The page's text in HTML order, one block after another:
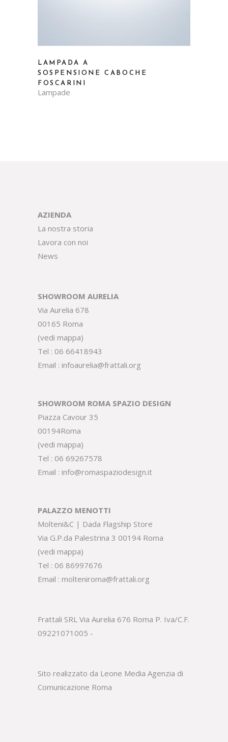
LAMPADA A
SOSPENSIONE CABOCHE
FOSCARINI
Lampade
AZIENDA
La nostra storia
Lavora con noi
News
SHOWROOM AURELIA
Via Aurelia 678
00165 Roma
(vedi mappa)
Tel : 06 66418943
Email : infoaurelia@frattali.org
SHOWROOM ROMA SPAZIO DESIGN
Piazza Cavour 35
00194Roma
(vedi mappa)
Tel : 06 69267578
Email : info@romaspaziodesign.it
PALAZZO MENOTTI
Molteni&C | Dada Flagship Store
Via G.P.da Palestrina 3 00194 Roma
(vedi mappa)
Tel : 06 86997676
Email : molteniroma@frattali.org
Frattali SRL Via Aurelia 676 Roma P. Iva/C.F.
09221071005 -
Sito realizzato da Leone Media Agenzia di
Comunicazione Roma